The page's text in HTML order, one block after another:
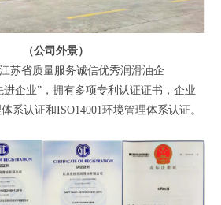
（公司外景）
省质量服务诚信优秀润滑油企
进企业”，拥有多项专利认证证书，企业
系认证和ISO14001环境管理体系认证。